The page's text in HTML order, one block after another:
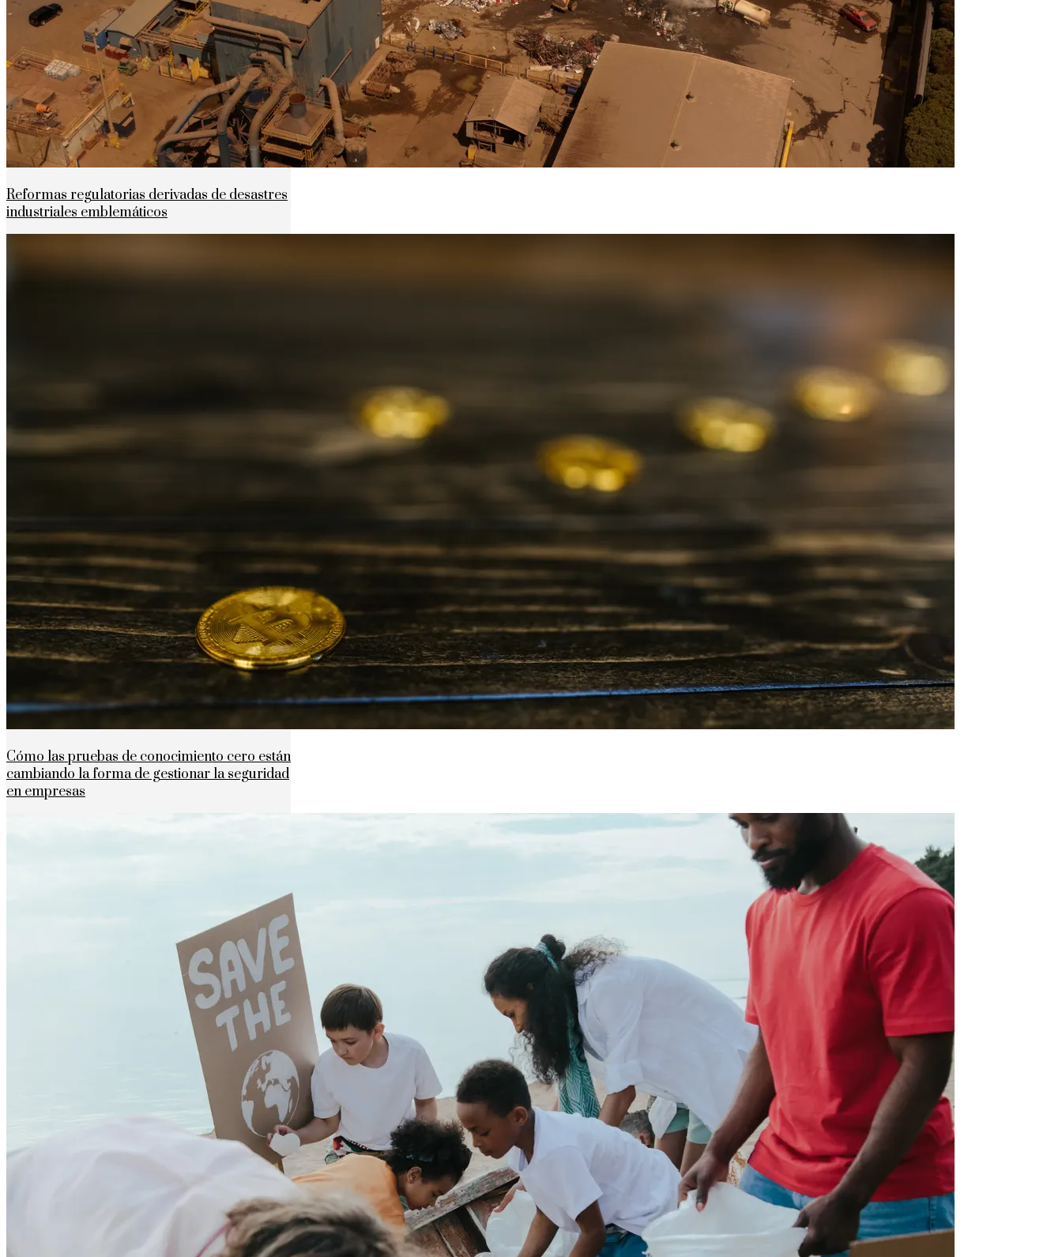
Reformas regulatorias derivadas de desastres
industriales emblemáticos
Cómo las pruebas de conocimiento cero están
cambiando la forma de gestionar la seguridad
en empresas